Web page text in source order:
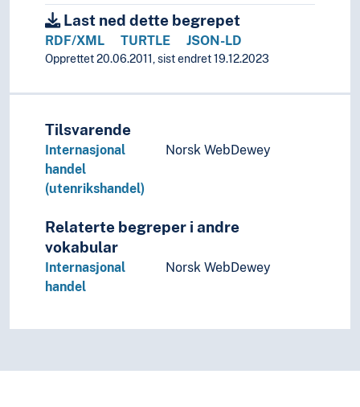
Last ned dette begrepet
RDF/XML TURTLE JSON-LD
Opprettet 20.06.2011, sist endret 19.12.2023
Tilsvarende
Internasjonal
handel
(utenrikshandel)
Norsk WebDewey
Relaterte begreper i andre
vokabular
Internasjonal
handel
Norsk WebDewey